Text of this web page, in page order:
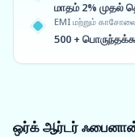
மாதம் 2% முதல்
EMI மற்றும்
500 +
ஒர்க் ஆர்டர்